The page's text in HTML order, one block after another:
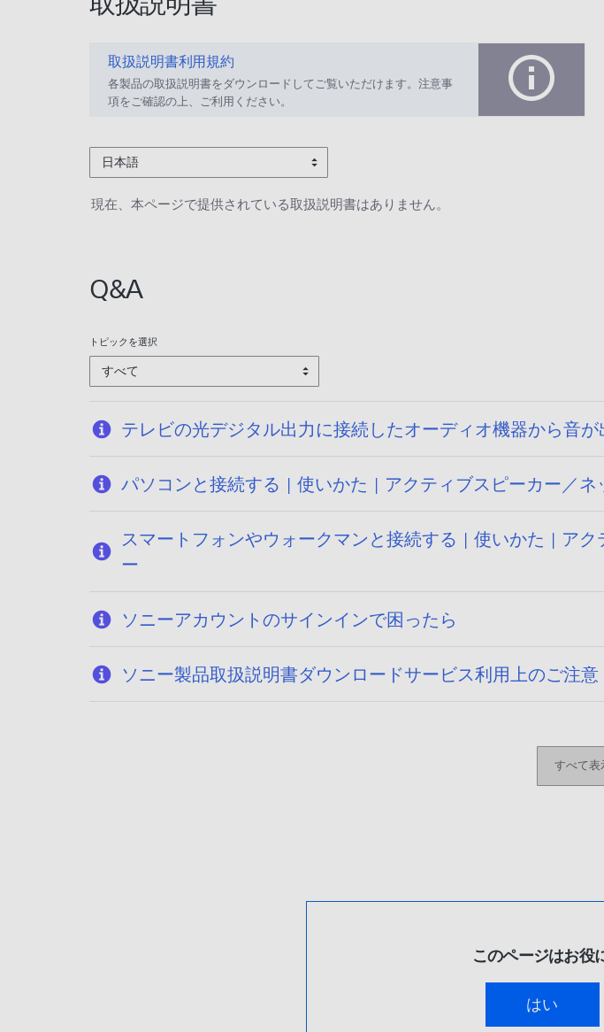
取扱説明書利用規約
各製品の取扱説明書をダウンロードしてご覧いただけます。注意事
項をご確認の上、ご利用ください。
日本語
現在、本ページで提供されている取扱説明書はありません。
Q&A
トピックを選択
すべて
テレビの光デジタル出力に接続したオーディオ機器から音が
パソコンと接続する | 使いかた | アクティブスピーカー／
スマートフォンやウォークマンと接続する | 使いかた | ア
ー
ソニーアカウントのサインインで困ったら
ソニー製品取扱説明書ダウンロードサービス利用上のご注意
すべて表
このページはお役
はい